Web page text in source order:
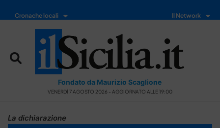
Cronache locali Il Network
Fondato da Maurizio Scaglione
VENERDÌ 7 AGOSTO 2026 - AGGIORNATO ALLE 19:00
La dichiarazione